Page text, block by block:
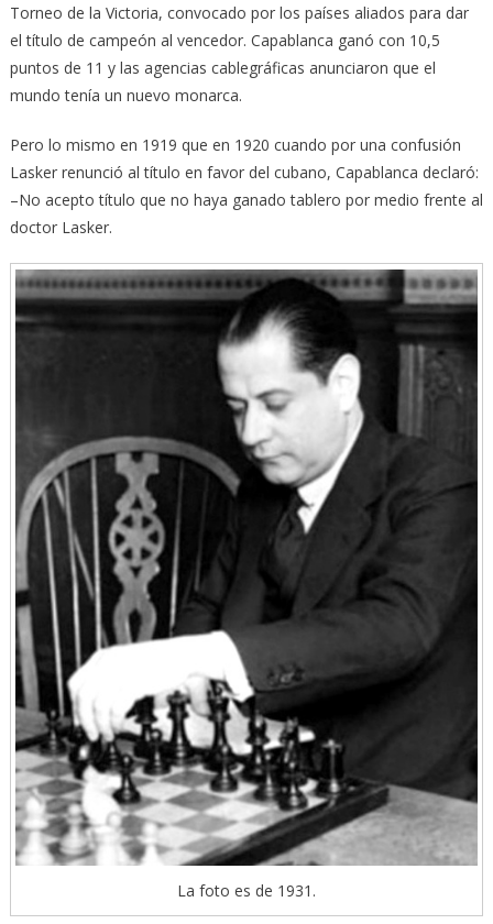
Torneo de la Victoria, convocado por los países aliados para dar
el título de campeón al vencedor. Capablanca ganó con 10,5
puntos de 11 y las agencias cablegráficas anunciaron que el
mundo tenía un nuevo monarca.
Pero lo mismo en 1919 que en 1920 cuando por una confusión
Lasker renunció al título en favor del cubano, Capablanca declaró:
–No acepto título que no haya ganado tablero por medio frente al
doctor Lasker.
La foto es de 1931.